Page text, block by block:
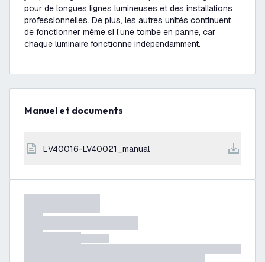
pour de longues lignes lumineuses et des installations
professionnelles. De plus, les autres unités continuent
de fonctionner même si l’une tombe en panne, car
chaque luminaire fonctionne indépendamment.
Manuel et documents
LV40016-LV40021_manual